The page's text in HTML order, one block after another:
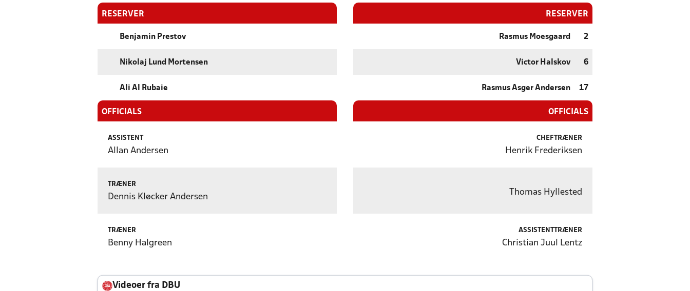
RESERVER
Benjamin Prestov
Nikolaj Lund Mortensen
Ali Al Rubaie
OFFICIALS
ASSISTENT
Allan Andersen
TRÆNER
Dennis Kløcker Andersen
TRÆNER
Benny Halgreen
RESERVER
Rasmus Moesgaard 2
Victor Halskov 6
Rasmus Asger Andersen 17
OFFICIALS
CHEFTRÆNER
Henrik Frederiksen
Thomas Hyllested
ASSISTENTTRÆNER
Christian Juul Lentz
Videoer fra DBU